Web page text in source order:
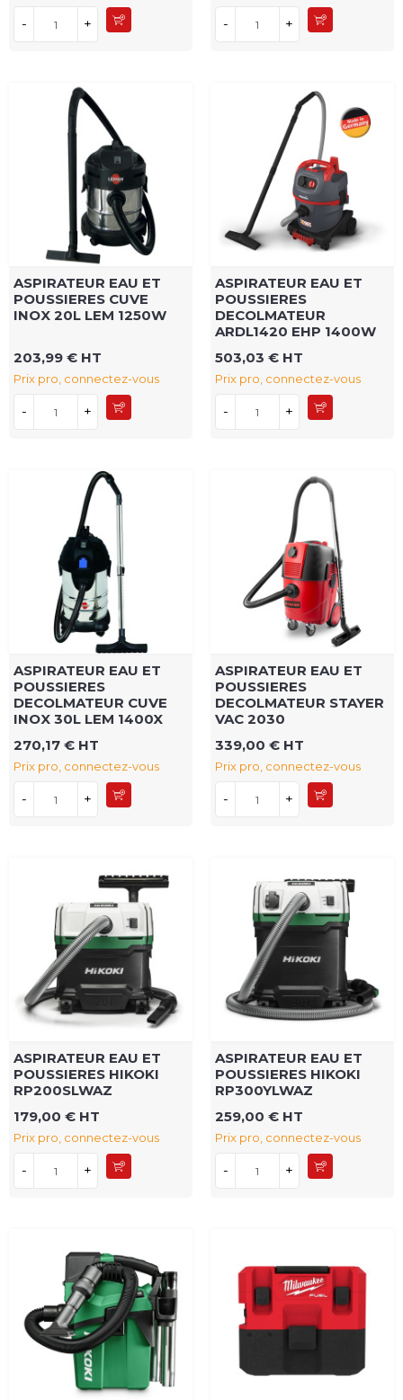
- + - +
ASPIRATEUR EAU ET
POUSSIERES CUVE
INOX 20L LEM 1250W
203,99 € HT
Prix pro, connectez-vous
- +
ASPIRATEUR EAU ET
POUSSIERES
DECOLMATEUR
ARDL1420 EHP 1400W
503,03 € HT
Prix pro, connectez-vous
- +
ASPIRATEUR EAU ET
POUSSIERES
DECOLMATEUR CUVE
INOX 30L LEM 1400X
270,17 € HT
Prix pro, connectez-vous
- +
ASPIRATEUR EAU ET
POUSSIERES
DECOLMATEUR STAYER
VAC 2030
339,00 € HT
Prix pro, connectez-vous
- +
ASPIRATEUR EAU ET
POUSSIERES HIKOKI
RP200SLWAZ
179,00 € HT
Prix pro, connectez-vous
- +
ASPIRATEUR EAU ET
POUSSIERES HIKOKI
RP300YLWAZ
259,00 € HT
Prix pro, connectez-vous
- +